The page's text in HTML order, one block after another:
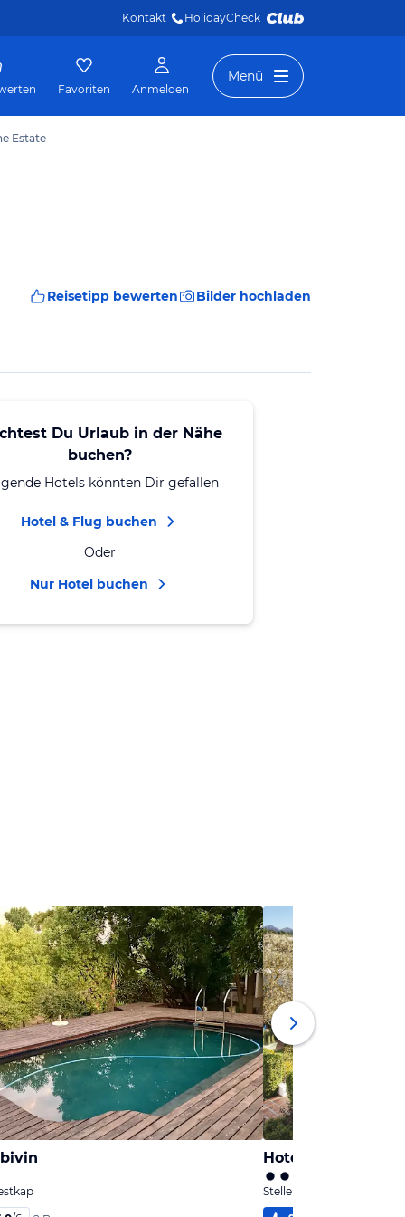
Kontakt HolidayCheck
Favoriten Anmelden
Menü
Estate
Reisetipp bewerten Bilder hochladen
Du Urlaub in der Nähe
buchen?
Hotels könnten Dir gefallen
Hotel & Flug buchen
Oder
Nur Hotel buchen
Hotel Majeka
Stellenbosch, Westkap